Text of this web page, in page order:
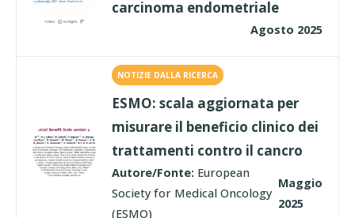
carcinoma endometriale
Agosto 2025
NOTIZIE DALLA RICERCA
ESMO: scala aggiornata per
misurare il beneficio clinico dei
trattamenti contro il cancro
Autore/Fonte: European
Society for Medical Oncology
(ESMO)
Maggio
2025